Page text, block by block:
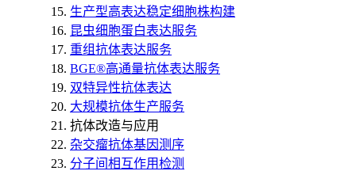
生产型高表达稳定细胞株构建
昆虫细胞蛋白表达服务
重组抗体表达服务
BGE®高通量抗体表达服务
双特异性抗体表达
大规模抗体生产服务
抗体改造与应用
杂交瘤抗体基因测序
分子间相互作用检测